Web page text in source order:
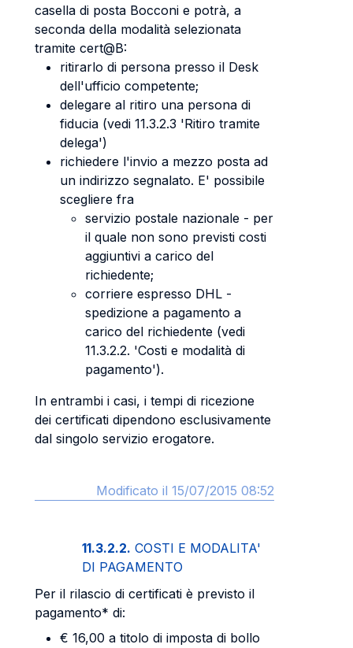
casella di posta Bocconi e potrà, a
seconda della modalità selezionata
tramite cert@B:
ritirarlo di persona presso il Desk
dell'ufficio competente;
delegare al ritiro una persona di
fiducia (vedi 11.3.2.3 'Ritiro tramite
delega')
richiedere l'invio a mezzo posta ad
un indirizzo segnalato. E' possibile
scegliere fra
servizio postale nazionale - per
il quale non sono previsti costi
aggiuntivi a carico del
richiedente;
corriere espresso DHL -
spedizione a pagamento a
carico del richiedente (vedi
11.3.2.2. 'Costi e modalità di
pagamento').
In entrambi i casi, i tempi di ricezione
dei certificati dipendono esclusivamente
dal singolo servizio erogatore.
Modificato il 15/07/2015 08:52
11.3.2.2. COSTI E MODALITA'
DI PAGAMENTO
Per il rilascio di certificati è previsto il
pagamento* di:
€ 16,00 a titolo di imposta di bollo